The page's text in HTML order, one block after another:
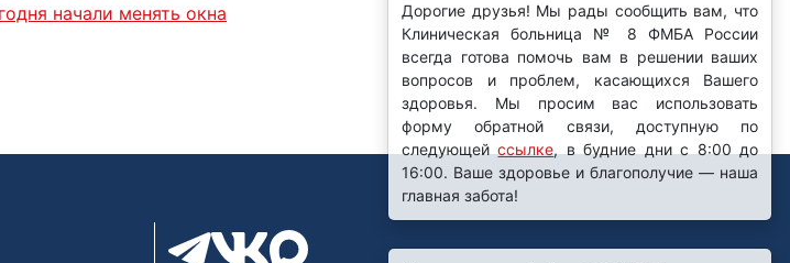
начали менять окна
Дорогие друзья! Мы рады сообщить вам, что
Клиническая больница № 8 ФМБА России
всегда готова помочь вам в решении ваших
вопросов и проблем, касающихся Вашего
здоровья. Мы просим вас использовать
форму обратной связи, доступную по
следующейссылке, в будние дни с 8:00 до
16:00. Ваше здоровье и благополучие — наша
главная забота!